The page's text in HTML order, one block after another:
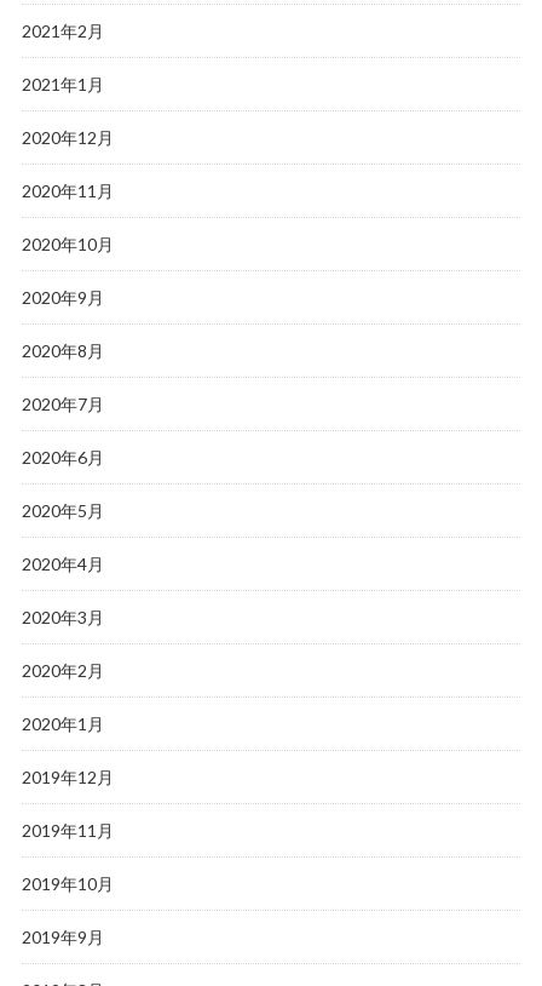
2021年2月
2021年1月
2020年12月
2020年11月
2020年10月
2020年9月
2020年8月
2020年7月
2020年6月
2020年5月
2020年4月
2020年3月
2020年2月
2020年1月
2019年12月
2019年11月
2019年10月
2019年9月